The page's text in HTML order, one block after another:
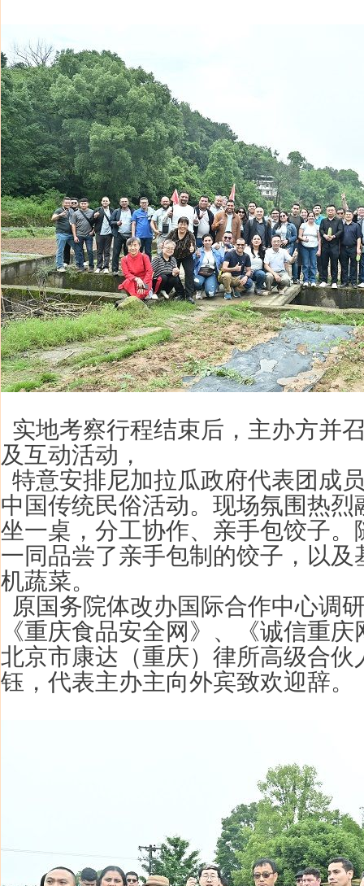
实地考察行程结束后， 主办方并
及互动活动，
特意安排尼加拉瓜政府代表团成
中国传统民俗活动。现场氛围热烈
坐一桌，分工协作、亲手包饺子。
一同品尝了亲手包制的饺子，以及
机蔬菜。
原国务院体改办国际合作中心调
《重庆食品安全网 》、《诚信重庆
北京市康达（重庆）律所高级合伙
钰，代表主办主向外宾致欢迎辞。